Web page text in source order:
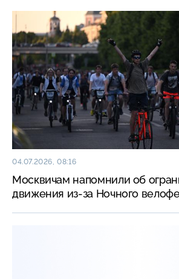
04.07.2026, 08:16
Москвичам напомнили об
движения из-за Ночного